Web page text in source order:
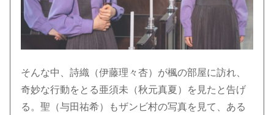
そんな中、詩織（伊藤理々杏）が楓の部屋に訪れ、
奇妙な行動をとる亜須未（秋元真夏）を見たと告げ
る。聖（与田祐希）もザンビ村の写真を見て、ある